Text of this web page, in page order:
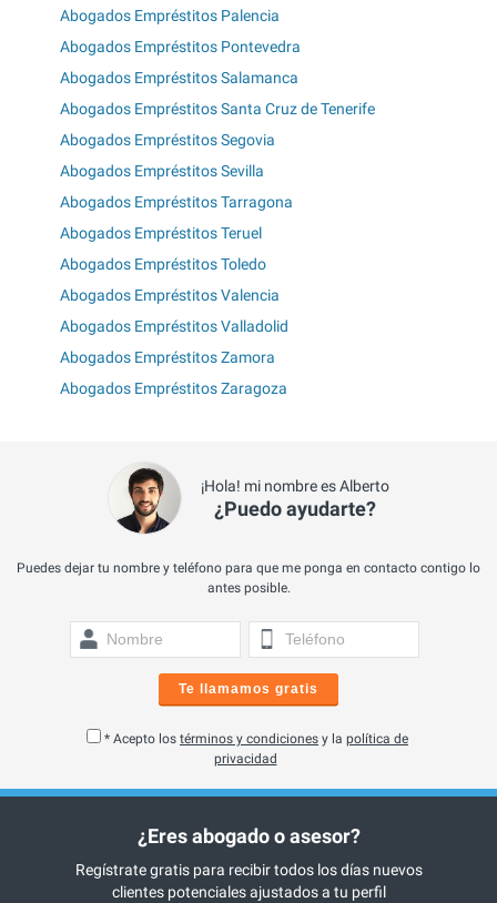
Abogados Empréstitos Palencia
Abogados Empréstitos Pontevedra
Abogados Empréstitos Salamanca
Abogados Empréstitos Santa Cruz de Tenerife
Abogados Empréstitos Segovia
Abogados Empréstitos Sevilla
Abogados Empréstitos Tarragona
Abogados Empréstitos Teruel
Abogados Empréstitos Toledo
Abogados Empréstitos Valencia
Abogados Empréstitos Valladolid
Abogados Empréstitos Zamora
Abogados Empréstitos Zaragoza
¡Hola! mi nombre es Alberto
¿Puedo ayudarte?
Puedes dejar tu nombre y teléfono para que me ponga en contacto contigo lo
antes posible.
Te llamamos gratis
* Acepto los términos y condiciones y la política de
privacidad
¿Eres abogado o asesor?
Regístrate gratis para recibir todos los días nuevos
clientes potenciales ajustados a tu perfil